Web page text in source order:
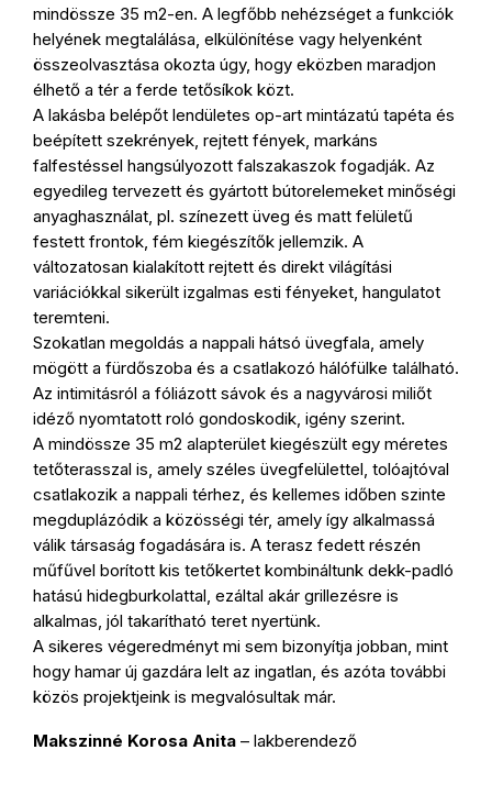
mindössze 35 m2-en. A legfőbb nehézséget a funkciók
helyének megtalálása, elkülönítése vagy helyenként
összeolvasztása okozta úgy, hogy eközben maradjon
élhető a tér a ferde tetősíkok közt.
A lakásba belépőt lendületes op-art mintázatú tapéta és
beépített szekrények, rejtett fények, markáns
falfestéssel hangsúlyozott falszakaszok fogadják. Az
egyedileg tervezett és gyártott bútorelemeket minőségi
anyaghasználat, pl. színezett üveg és matt felületű
festett frontok, fém kiegészítők jellemzik. A
változatosan kialakított rejtett és direkt világítási
variációkkal sikerült izgalmas esti fényeket, hangulatot
teremteni.
Szokatlan megoldás a nappali hátsó üvegfala, amely
mögött a fürdőszoba és a csatlakozó hálófülke található.
Az intimitásról a fóliázott sávok és a nagyvárosi miliőt
idéző nyomtatott roló gondoskodik, igény szerint.
A mindössze 35 m2 alapterület kiegészült egy méretes
tetőterasszal is, amely széles üvegfelülettel, tolóajtóval
csatlakozik a nappali térhez, és kellemes időben szinte
megduplázódik a közösségi tér, amely így alkalmassá
válik társaság fogadására is. A terasz fedett részén
műfűvel borított kis tetőkertet kombináltunk dekk-padló
hatású hidegburkolattal, ezáltal akár grillezésre is
alkalmas, jól takarítható teret nyertünk.
A sikeres végeredményt mi sem bizonyítja jobban, mint
hogy hamar új gazdára lelt az ingatlan, és azóta további
közös projektjeink is megvalósultak már.
Makszinné Korosa Anita – lakberendező